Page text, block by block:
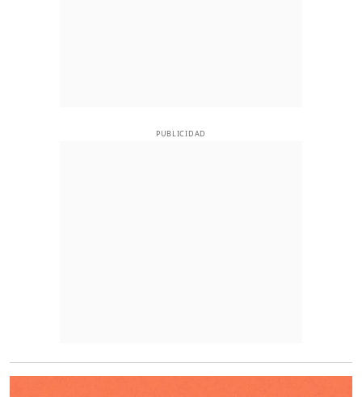
PUBLICIDAD